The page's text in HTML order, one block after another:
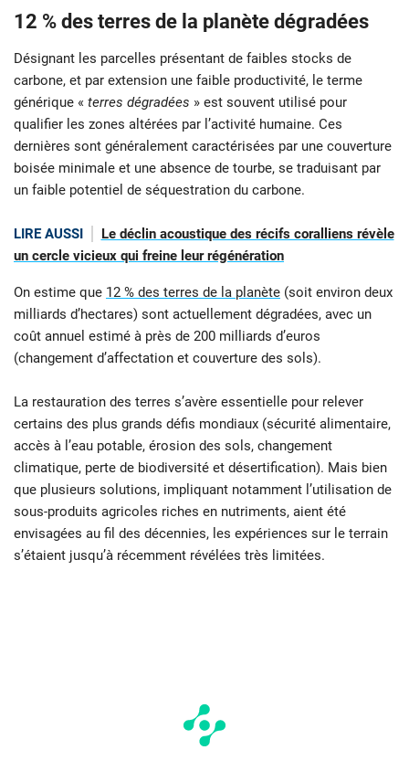
12 % des terres de la planète dégradées
Désignant les parcelles présentant de faibles stocks de
carbone, et par extension une faible productivité, le terme
générique « terres dégradées » est souvent utilisé pour
qualifier les zones altérées par l’activité humaine. Ces
dernières sont généralement caractérisées par une couverture
boisée minimale et une absence de tourbe, se traduisant par
un faible potentiel de séquestration du carbone.
LIRE AUSSI
Le déclin acoustique des récifs coralliens révèle
un cercle vicieux qui freine leur régénération
On estime que 12 % des terres de la planète (soit environ deux
milliards d’hectares) sont actuellement dégradées, avec un
coût annuel estimé à près de 200 milliards d’euros
(changement d’affectation et couverture des sols).
La restauration des terres s’avère essentielle pour relever
certains des plus grands défis mondiaux (sécurité alimentaire,
accès à l’eau potable, érosion des sols, changement
climatique, perte de biodiversité et désertification). Mais bien
que plusieurs solutions, impliquant notamment l’utilisation de
sous-produits agricoles riches en nutriments, aient été
envisagées au fil des décennies, les expériences sur le terrain
s’étaient jusqu’à récemment révélées très limitées.